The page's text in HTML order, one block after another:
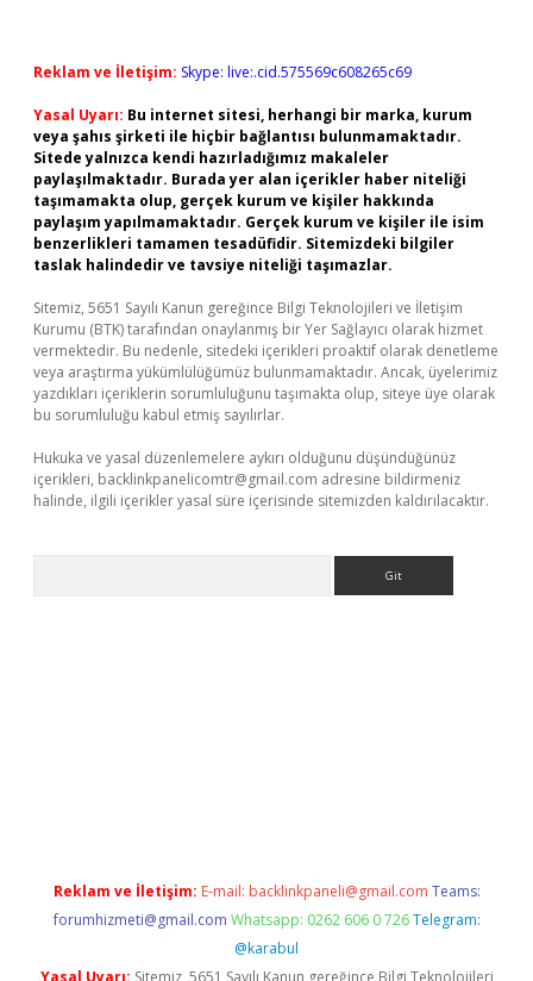
Reklam ve İletişim: Skype: live:.cid.575569c608265c69
Yasal Uyarı: Bu internet sitesi, herhangi bir marka, kurum
veya şahıs şirketi ile hiçbir bağlantısı bulunmamaktadır.
Sitede yalnızca kendi hazırladığımız makaleler
paylaşılmaktadır. Burada yer alan içerikler haber niteliği
taşımamakta olup, gerçek kurum ve kişiler hakkında
paylaşım yapılmamaktadır. Gerçek kurum ve kişiler ile isim
benzerlikleri tamamen tesadüfidir. Sitemizdeki bilgiler
taslak halindedir ve tavsiye niteliği taşımazlar.
Sitemiz, 5651 Sayılı Kanun gereğince Bilgi Teknolojileri ve İletişim
Kurumu (BTK) tarafından onaylanmış bir Yer Sağlayıcı olarak hizmet
vermektedir. Bu nedenle, sitedeki içerikleri proaktif olarak denetleme
veya araştırma yükümlülüğümüz bulunmamaktadır. Ancak, üyelerimiz
yazdıkları içeriklerin sorumluluğunu taşımakta olup, siteye üye olarak
bu sorumluluğu kabul etmiş sayılırlar.
Hukuka ve yasal düzenlemelere aykırı olduğunu düşündüğünüz
içerikleri, backlinkpanelicomtr@gmail.com adresine bildirmeniz
halinde, ilgili içerikler yasal süre içerisinde sitemizden kaldırılacaktır.
Reklam ve İletişim: E-mail: backlinkpaneli@gmail.com Teams:
forumhizmeti@gmail.com Whatsapp: 0262 606 0 726 Telegram:
@karabul
Yasal Uyarı: Sitemiz, 5651 Sayılı Kanun gereğince Bilgi Teknolojileri